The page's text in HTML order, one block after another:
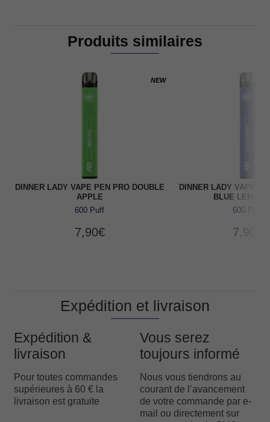
Produits similaires
NEW
DINNER LADY VAPE PEN PRO DOUBLE
APPLE
600 Puff
7,90€
DINNER LADY VAPE
BLUE
600 Puff
7,90
Expédition et livraison
Expédition &
livraison
Pour toutes commandes
supérieures à 60 € la
livraison est gratuite
Vous serez
toujours informé
Nous vous tiendrons au
courant de l’avancement
de votre commande par e-
mail ou directement sur